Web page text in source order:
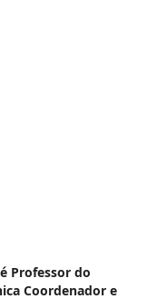
Professor do
Coordenador e